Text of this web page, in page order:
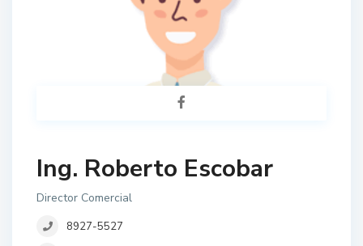
Ing. Roberto Escobar
Director Comercial
8927-5527